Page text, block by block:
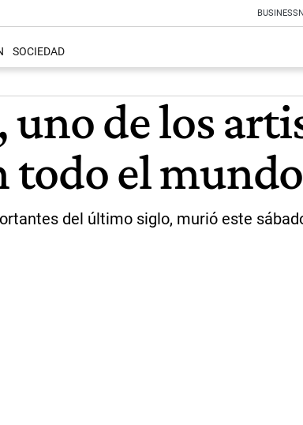
BUSINESS
SOCIEDAD
uno de los
todo el mundo
del último siglo, murió este